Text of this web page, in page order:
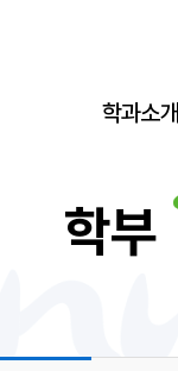
학과소개
학부